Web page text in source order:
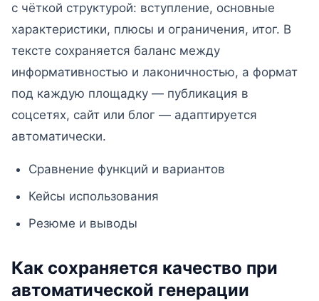
с чёткой структурой: вступление, основные
характеристики, плюсы и ограничения, итог. В
тексте сохраняется баланс между
информативностью и лаконичностью, а формат
под каждую площадку — публикация в
соцсетях, сайт или блог — адаптируется
автоматически.
Сравнение функций и вариантов
Кейсы использования
Резюме и выводы
Как сохраняется качество при
автоматической генерации